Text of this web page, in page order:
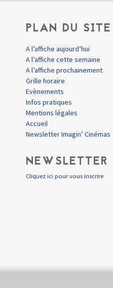
PLAN DU SITE
A l’affiche aujourd’hui
A l’affiche cette semaine
A l’affiche prochainement
Grille horaire
Evènements
Infos pratiques
Mentions légales
Accueil
Newsletter Imagin’ Cinémas
NEWSLETTER
Cliquez ici pour vous inscrire